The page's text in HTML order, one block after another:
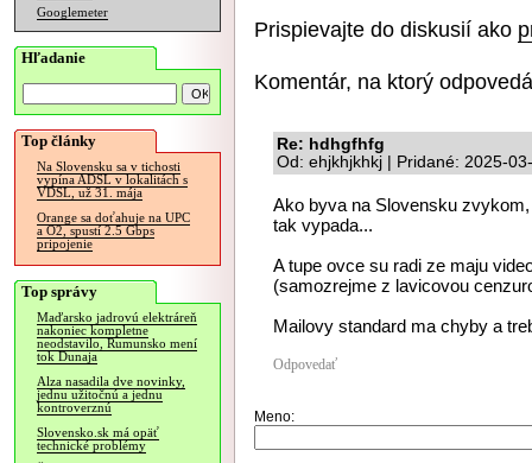
Googlemeter
Hľadanie
Top články
Na Slovensku sa v tichosti
vypína ADSL v lokalitách s
VDSL, už 31. mája
Orange sa doťahuje na UPC
a O2, spustí 2.5 Gbps
pripojenie
Top správy
Maďarsko jadrovú elektráreň
nakoniec kompletne
neodstavilo, Rumunsko mení
tok Dunaja
Alza nasadila dve novinky,
jednu užitočnú a jednu
kontroverznú
Slovensko.sk má opäť
technické problémy
Prispievajte do diskusií ako
Komentár, na ktorý
Re: hdhgfhfg
Od: ehjkhjkhkj | Pridané: 2025-
Ako byva na Slovensku
tak vypada...
A tupe ovce su radi ze maju
(samozrejme z lavicovou
Mailovy standard ma chyby a
Odpovedať
Meno: